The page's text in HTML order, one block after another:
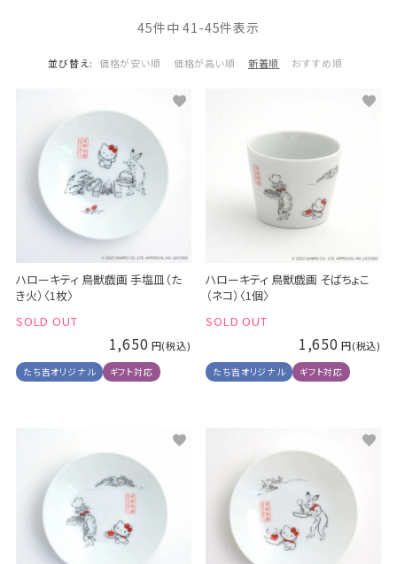
並び替え 価格が安い順 価格が高い順 新着順 おすすめ順
45件中 41 -45件表示
ハローキティ 鳥獣戯画 手塩皿（た
き火）〈1枚〉
SOLD OUT
1,650
たち吉オリジナル ギフト対応
ハローキティ 鳥獣戯画 そばちょこ
（ネコ）〈1個〉
SOLD OUT
1,650
たち吉オリジナル ギフト対応